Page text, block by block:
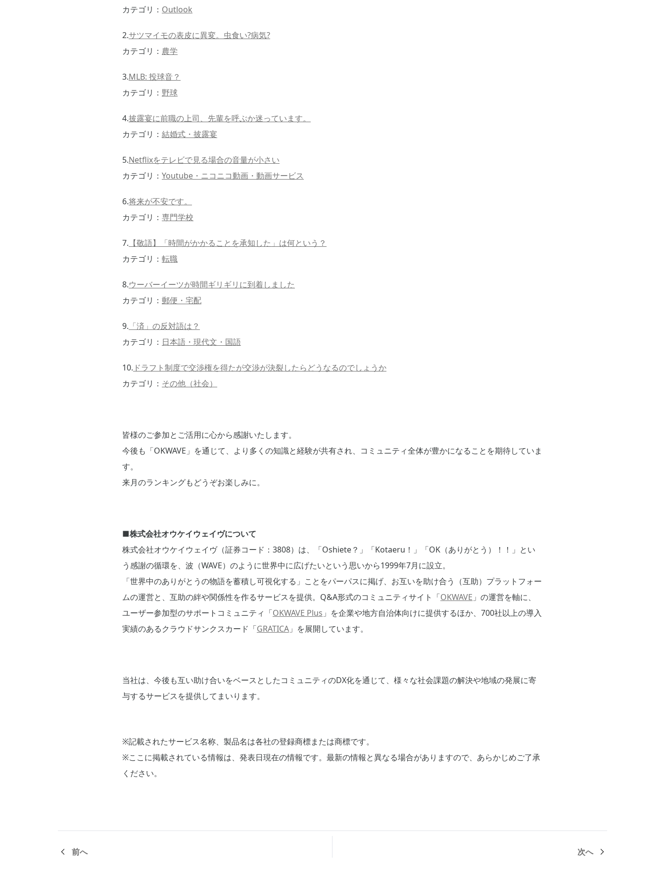
カテゴリ： Outlook
2.サツマイモの表皮に異変。虫食い?病気?
カテゴリ： 農学
3.MLB: 投球音？
カテゴリ： 野球
4.披露宴に前職の上司、先輩を呼ぶか迷っています。
カテゴリ： 結婚式・披露宴
5.Netflixをテレビで見る場合の音量が小さい
カテゴリ： Youtube・ニコニコ動画・動画サービス
6.将来が不安です。
カテゴリ： 専門学校
7. 【敬語】「時間がかかることを承知した」は何という？
カテゴリ： 転職
8.ウーバーイーツが時間ギリギリに到着しました
カテゴリ： 郵便・宅配
9. 「済」の反対語は？
カテゴリ： 日本語・現代文・国語
10. ドラフト制度で交渉権を得たが交渉が決裂したらどうなるのでしょうか
カテゴリ： その他（社会）
皆様のご参加とご活用に心から感謝いたします。
今後も「OKWAVE」を通じて、より多くの知識と経験が共有され、コミュニティ全体が豊かになることを期待していま
す。
来月のランキングもどうぞお楽しみに。
■株式会社オウケイウェイヴについて
株式会社オウケイウェイヴ（証券コード：3808）は、「Oshiete？」「Kotaeru！」「OK（ありがとう）！！」とい
う感謝の循環を、波（WAVE）のように世界中に広げたいという思いから1999年7月に設立。
「世界中のありがとうの物語を蓄積し可視化する」ことをパーパスに掲げ、お互いを助け合う（互助）プラットフォー
ムの運営と、互助の絆や関係性を作るサービスを提供。Q&A形式のコミュニティサイト「OKWAVE 」の運営を軸に、
ユーザー参加型のサポートコミュニティ「OKWAVE Plus 」を企業や地方自治体向けに提供するほか、700社以上の導入
実績のあるクラウドサンクスカード「GRATICA 」を展開しています。
当社は、今後も互い助け合いをベースとしたコミュニティのDX化を通じて、様々な社会課題の解決や地域の発展に寄
与するサービスを提供してまいります。
※記載されたサービス名称、製品名は各社の登録商標または商標です。
※ここに掲載されている情報は、発表日現在の情報です。最新の情報と異なる場合がありますので、あらかじめご了承
ください。
前へ 次へ